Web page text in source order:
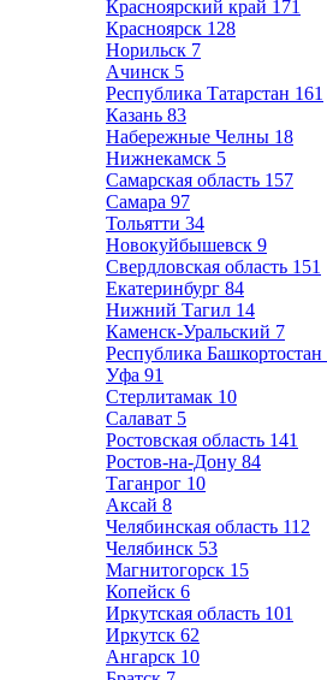
Красноярский край 171
Красноярск 128
Норильск 7
Ачинск 5
Республика Татарстан 161
Казань 83
Набережные Челны 18
Нижнекамск 5
Самарская область 157
Самара 97
Тольятти 34
Новокуйбышевск 9
Свердловская область 151
Екатеринбург 84
Нижний Тагил 14
Каменск-Уральский 7
Республика Башкортостан
Уфа 91
Стерлитамак 10
Салават 5
Ростовская область 141
Ростов-на-Дону 84
Таганрог 10
Аксай 8
Челябинская область 112
Челябинск 53
Магнитогорск 15
Копейск 6
Иркутская область 101
Иркутск 62
Ангарск 10